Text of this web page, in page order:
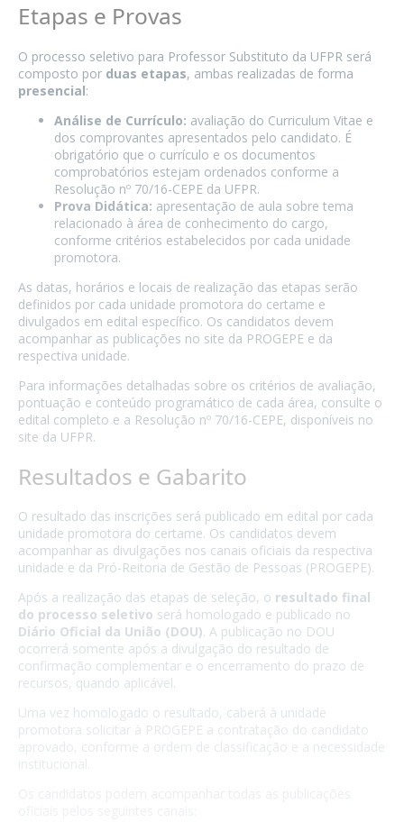
Etapas e Provas
O processo seletivo para Professor Substituto da UFPR será
composto por duas etapas, ambas realizadas de forma
presencial:
Análise de Currículo: avaliação do Curriculum Vitae e
dos comprovantes apresentados pelo candidato. É
obrigatório que o currículo e os documentos
comprobatórios estejam ordenados conforme a
Resolução nº 70/16-CEPE da UFPR.
Prova Didática: apresentação de aula sobre tema
relacionado à área de conhecimento do cargo,
conforme critérios estabelecidos por cada unidade
promotora.
As datas, horários e locais de realização das etapas serão
definidos por cada unidade promotora do certame e
divulgados em edital específico. Os candidatos devem
acompanhar as publicações no site da PROGEPE e da
respectiva unidade.
Para informações detalhadas sobre os critérios de avaliação,
pontuação e conteúdo programático de cada área, consulte o
edital completo e a Resolução nº 70/16-CEPE, disponíveis no
site da UFPR.
Resultados e Gabarito
O resultado das inscrições será publicado em edital por cada
unidade promotora do certame. Os candidatos devem
acompanhar as divulgações nos canais oficiais da respectiva
unidade e da Pró-Reitoria de Gestão de Pessoas (PROGEPE).
Após a realização das etapas de seleção, o resultado final
do processo seletivo será homologado e publicado no
Diário Oficial da União (DOU). A publicação no DOU
ocorrerá somente após a divulgação do resultado de
confirmação complementar e o encerramento do prazo de
recursos, quando aplicável.
Uma vez homologado o resultado, caberá à unidade
promotora solicitar à PROGEPE a contratação do candidato
aprovado, conforme a ordem de classificação e a necessidade
institucional.